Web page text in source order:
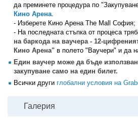
да преминете процедура по
Кино Арена.
- Изберете Кино Арена The Mall София;
- На последната стъпка от процеса
на баркода на ваучера - 12-
Кино Арена" в полето "Ваучери" и да
Един ваучер може да бъде
закупуване само на един билет.
Всички други глобални условия на
Галерия